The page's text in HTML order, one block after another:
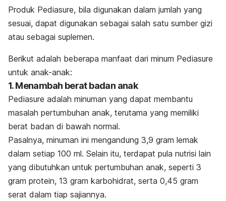
Produk Pediasure, bila digunakan dalam jumlah yang
sesuai, dapat digunakan sebagai salah satu sumber gizi
atau sebagai suplemen.
Berikut adalah beberapa manfaat dari minum Pediasure
untuk anak-anak:
1. Menambah berat badan anak
Pediasure adalah minuman yang dapat membantu
masalah pertumbuhan anak, terutama yang memiliki
berat badan di bawah normal.
Pasalnya, minuman ini mengandung 3,9 gram lemak
dalam setiap 100 ml. Selain itu, terdapat pula nutrisi lain
yang dibutuhkan untuk pertumbuhan anak, seperti 3
gram protein, 13 gram karbohidrat, serta 0,45 gram
serat dalam tiap sajiannya.